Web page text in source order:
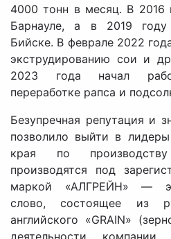
4000 тонн в месяц. В 2016
Барнауле, а в 2019
Бийске. В феврале 2022
экструдированию сои и
2023 года начал
переработке рапса и
Безупречная репутация и
позволило выйти в
края по
производятся под
маркой «АЛГРЕЙН» —
слово, состоящее из
английского «GRAIN»
деятельности